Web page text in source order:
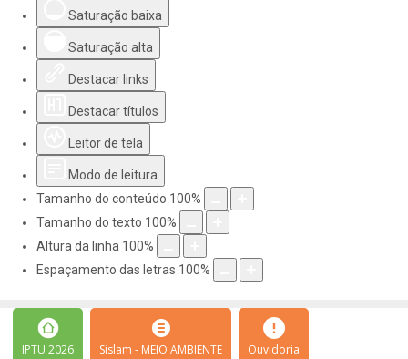
Saturação baixa
Saturação alta
Destacar links
Destacar títulos
Leitor de tela
Modo de leitura
Tamanho do conteúdo 100%
Tamanho do texto 100%
Altura da linha 100%
Espaçamento das letras 100%
IPTU 2026 Sislam - MEIO AMBIENTE Ouvidoria